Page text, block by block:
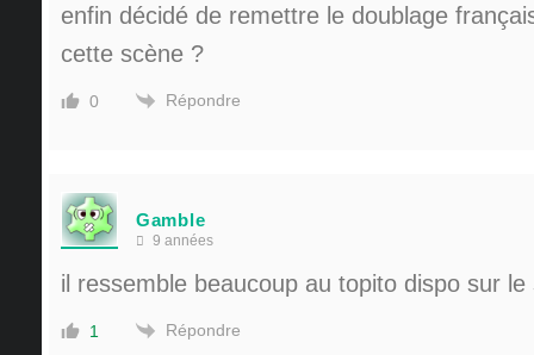
enfin décidé de remettre le doublage
cette scène ?
0 Répondre
Gamble
9 années
il ressemble beaucoup au topito dispo sur
1 Répondre